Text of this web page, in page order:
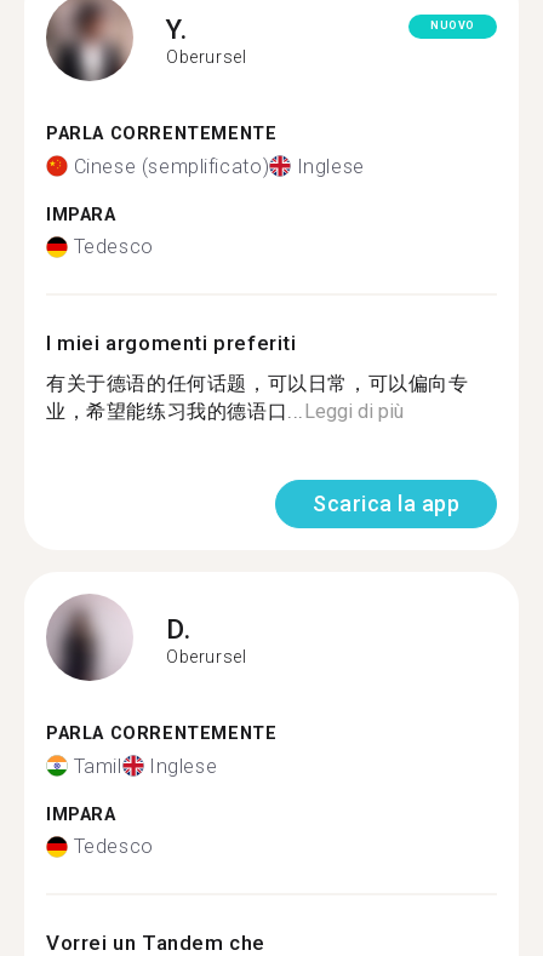
Y.
Oberursel
NUOVO
PARLA CORRENTEMENTE
Cinese (semplificato) Inglese
IMPARA
Tedesco
I miei argomenti preferiti
有关于德语的任何话题，可以日常，可以偏向专
业，希望能练习我的德语口...Leggi di più
Scarica la app
D.
Oberursel
PARLA CORRENTEMENTE
Tamil Inglese
IMPARA
Tedesco
Vorrei un Tandem che